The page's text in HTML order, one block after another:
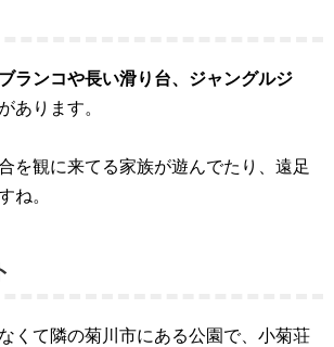
ランコや長い滑り台、ジャングルジ
あります。
を観に来てる家族が遊んでたり、遠足
ね。
くて隣の菊川市にある公園で、小菊荘